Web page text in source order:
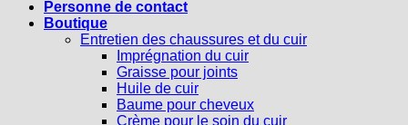
Personne de contact
Boutique
Entretien des chaussures et du cuir
Imprégnation du cuir
Graisse pour joints
Huile de cuir
Baume pour cheveux
Crème pour le soin du cuir